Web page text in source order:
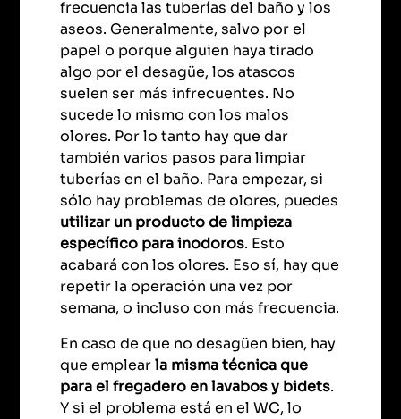
frecuencia las tuberías del baño y los
aseos. Generalmente, salvo por el
papel o porque alguien haya tirado
algo por el desagüe, los atascos
suelen ser más infrecuentes. No
sucede lo mismo con los malos
olores. Por lo tanto hay que dar
también varios pasos para limpiar
tuberías en el baño. Para empezar, si
sólo hay problemas de olores, puedes
utilizar un producto de limpieza
específico para inodoros. Esto
acabará con los olores. Eso sí, hay que
repetir la operación una vez por
semana, o incluso con más frecuencia.
En caso de que no desagüen bien, hay
que emplearla misma técnica que
para el fregadero en lavabos y bidets.
Y si el problema está en el WC, lo